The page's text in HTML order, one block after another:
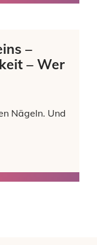
–
– Wer
Nägeln. Und